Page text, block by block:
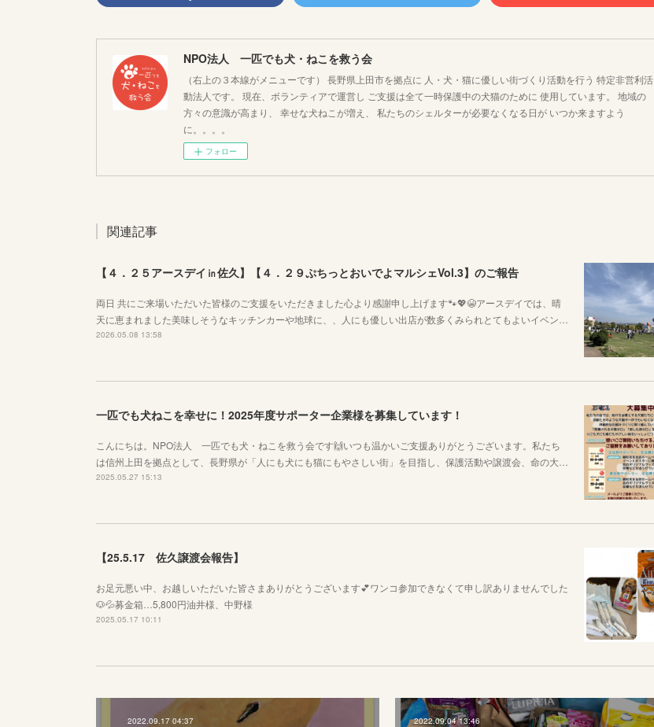
NPO法人 一匹でも犬・ねこを救う会
（右上の３本線がメニューです） 長野県上田市を拠点に 人・犬・猫に優しい街づくり活動を行う 特定非営利活
動法人です。 現在、ボランティアで運営し ご支援は全て一時保護中の犬猫のために 使用しています。 地域の
方々の意識が高まり、 幸せな犬ねこが増え、 私たちのシェルターが必要なくなる日が いつか来ますよう
に。。。。
フォロー
関連記事
【４．２５アースデイ㏌佐久】【４．２９ぷちっとおいでよマルシェVol.3】のご報告
両日 共にご来場いただいた皆様のご支援をいただきました心より感謝申し上げます🐾💖😭アースデイでは、晴
天に恵まれました美味しそうなキッチンカーや地球に、、人にも優しい出店が数多くみられとてもよいイベン…
2026.05.08 13:58
一匹でも犬ねこを幸せに！2025年度サポーター企業様を募集しています！
こんにちは。NPO法人 一匹でも犬・ねこを救う会です🙌いつも温かいご支援ありがとうございます。私たち
は信州上田を拠点として、長野県が「人にも犬にも猫にもやさしい街」を目指し、保護活動や譲渡会、命の大…
2025.05.27 15:13
【25.5.17 佐久譲渡会報告】
お足元悪い中、お越しいただいた皆さまありがとうございます💕ワンコ参加できなくて申し訳ありませんでした
🐶💦募金箱…5,800円油井様、中野様
2025.05.17 10:11
2022.09.17 04:37 2022.09.04 13:46